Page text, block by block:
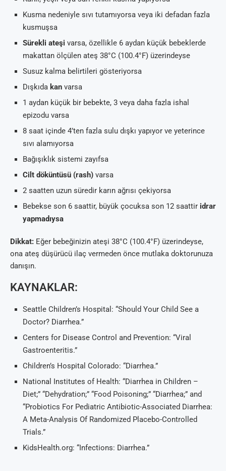
Kusma nedeniyle sıvı tutamıyorsa veya iki defadan fazla
kusmuşsa
Sürekli ateşi varsa, özellikle 6 aydan küçük bebeklerde
makattan ölçülen ateş 38°C (100.4°F) üzerindeyse
Susuz kalma belirtileri gösteriyorsa
Dışkıda kan varsa
1 aydan küçük bir bebekte, 3 veya daha fazla ishal
epizodu varsa
8 saat içinde 4’ten fazla sulu dışkı yapıyor ve yeterince
sıvı alamıyorsa
Bağışıklık sistemi zayıfsa
Cilt döküntüsü (rash) varsa
2 saatten uzun süredir karın ağrısı çekiyorsa
Bebekse son 6 saattir, büyük çocuksa son 12 saattir idrar
yapmadıysa
Dikkat: Eğer bebeğinizin ateşi 38°C (100.4°F) üzerindeyse,
ona ateş düşürücü ilaç vermeden önce mutlaka doktorunuza
danışın.
KAYNAKLAR:
Seattle Children’s Hospital: “Should Your Child See a
Doctor? Diarrhea.”
Centers for Disease Control and Prevention: “Viral
Gastroenteritis.”
Children’s Hospital Colorado: “Diarrhea.”
National Institutes of Health: “Diarrhea in Children –
Diet;” “Dehydration;” “Food Poisoning;” “Diarrhea;” and
“Probiotics For Pediatric Antibiotic-Associated Diarrhea:
A Meta-Analysis Of Randomized Placebo-Controlled
Trials.”
KidsHealth.org: “Infections: Diarrhea.”